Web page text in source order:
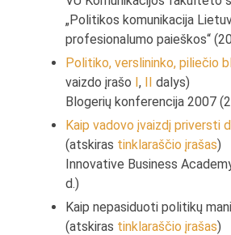
„Politikos komunikacija
profesionalumo paieškos“
Politiko, verslininko, piliečio
vaizdo įrašo I, II dalys)
Blogerių konferencija 2007
Kaip vadovo įvaizdį priversti
(atskiras tinklaraščio įrašas)
Innovative Business
d.)
Kaip nepasiduoti politikų
(atskiras tinklaraščio įrašas)